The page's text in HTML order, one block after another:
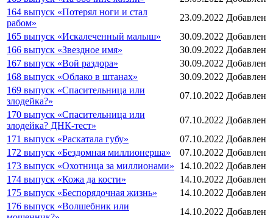
164 выпуск «Потерял ноги и стал
рабом»
23.09.2022 Добавлен
165 выпуск «Искалеченный малыш»
30.09.2022 Добавлен
166 выпуск «Звездное имя»
30.09.2022 Добавлен
167 выпуск «Вой раздора»
30.09.2022 Добавлен
168 выпуск «Облако в штанах»
30.09.2022 Добавлен
169 выпуск «Спасительница или
злодейка?»
07.10.2022 Добавлен
170 выпуск «Спасительница или
злодейка? ДНК-тест»
07.10.2022 Добавлен
171 выпуск «Раскатала губу»
07.10.2022 Добавлен
172 выпуск «Бездомная миллионерша»
07.10.2022 Добавлен
173 выпуск «Охотница за миллионами»
14.10.2022 Добавлен
174 выпуск «Кожа да кости»
14.10.2022 Добавлен
175 выпуск «Беспорядочная жизнь»
14.10.2022 Добавлен
176 выпуск «Волшебник или
14.10.2022 Добавлен